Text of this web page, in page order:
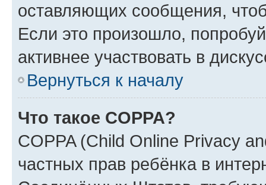
оставляющих сообщения,
Если это произошло,
активнее участвовать в
Вернуться к началу
Что такое COPPA?
COPPA (Child Online Privacy
частных прав ребёнка в